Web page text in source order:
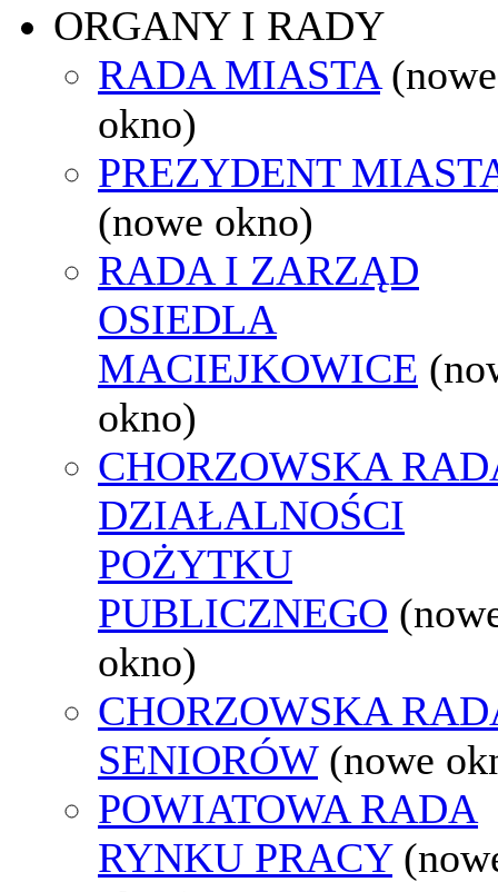
ORGANY I RADY
RADA MIASTA (nowe
okno)
PREZYDENT
(nowe okno)
RADA I ZARZĄD
OSIEDLA
MACIEJKOWICE
okno)
CHORZOWSKA
DZIAŁALNOŚCI
POŻYTKU
PUBLICZNEGO
okno)
CHORZOWSKA
SENIORÓW (nowe
POWIATOWA RADA
RYNKU PRACY